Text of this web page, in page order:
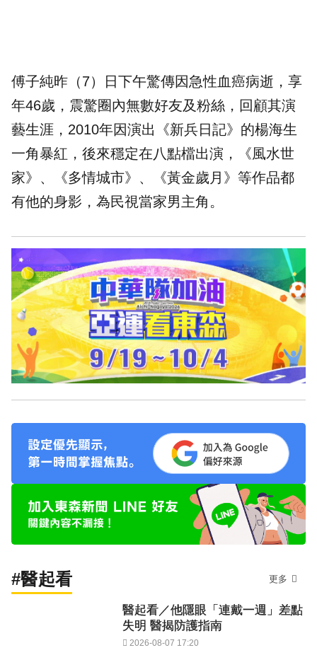
傅子純昨（7）日下午驚傳因急性血癌病逝，享
年46歲，震驚圈內無數好友及粉絲，回顧其演
藝生涯，2010年因演出《新兵日記》的楊海生
一角暴紅，後來穩定在八點檔出演，《風水世
家》、《多情城市》、《黃金歲月》等作品都
有他的身影，為民視當家男主角。
#醫起看 更多
醫起看／他隱眼「連戴一週」差點
失明 醫揭防護指南
2026-08-07 17:20